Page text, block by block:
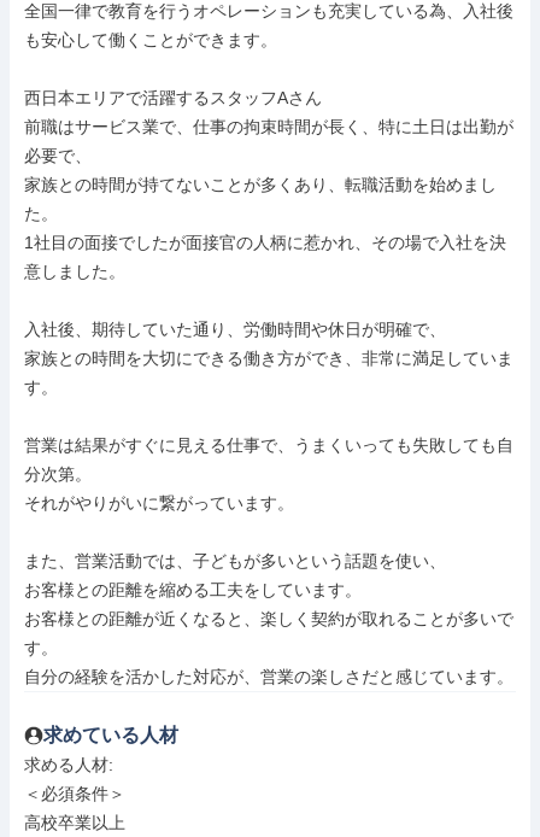
全国一律で教育を行うオペレーションも充実している為、入社後
も安心して働くことができます。
西日本エリアで活躍するスタッフAさん
前職はサービス業で、仕事の拘束時間が長く、特に土日は出勤が
必要で、
家族との時間が持てないことが多くあり、転職活動を始めまし
た。
1社目の面接でしたが面接官の人柄に惹かれ、その場で入社を決
意しました。
入社後、期待していた通り、労働時間や休日が明確で、
家族との時間を大切にできる働き方ができ、非常に満足していま
す。
営業は結果がすぐに見える仕事で、うまくいっても失敗しても自
分次第。
それがやりがいに繋がっています。
また、営業活動では、子どもが多いという話題を使い、
お客様との距離を縮める工夫をしています。
お客様との距離が近くなると、楽しく契約が取れることが多いで
す。
自分の経験を活かした対応が、営業の楽しさだと感じています。
求めている人材
求める人材:
＜必須条件＞
高校卒業以上